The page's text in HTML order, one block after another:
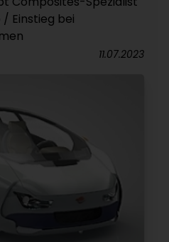
Einstieg bei
11.07.2023